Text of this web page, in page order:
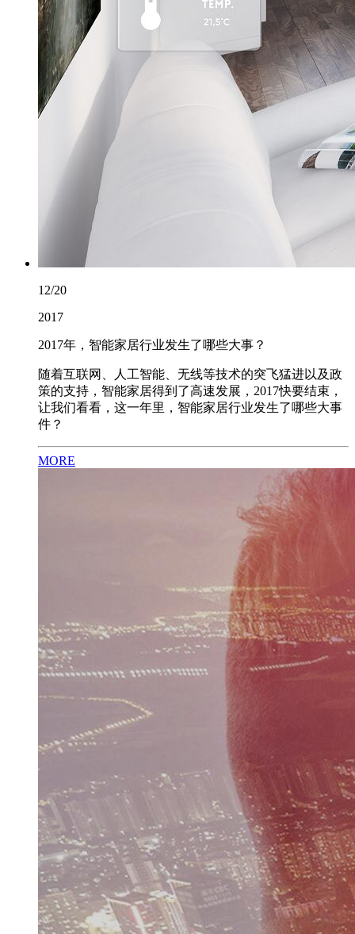
12/20
2017
2017年，智能家居行业发生了哪些大事？
随着互联网、人工智能、无线等技术的突飞猛进以及政
策的支持，智能家居得到了高速发展，2017快要结束，
让我们看看，这一年里，智能家居行业发生了哪些大事
件？
MORE